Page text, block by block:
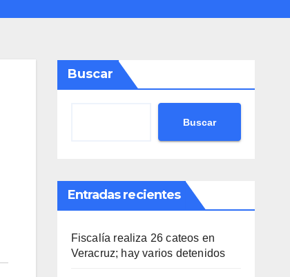
Buscar
Buscar
Entradas recientes
Fiscalía realiza 26 cateos en
Veracruz; hay varios detenidos